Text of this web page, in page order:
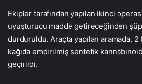
Ekipler tarafından yapılan ikinci
uyuşturucu madde getireceğinden
durduruldu. Araçta yapılan aramada,
kağıda emdirilmiş sentetik
geçirildi.